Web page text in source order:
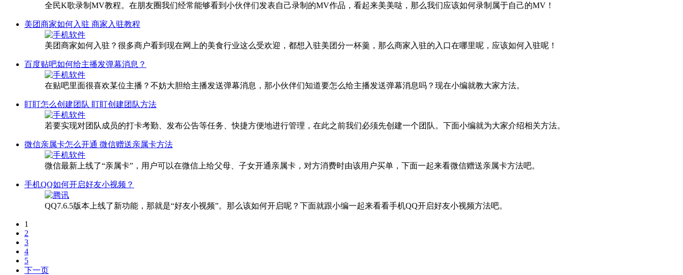
全民K歌录制MV教程。在朋友圈我们经常能够看到小伙伴们发表自己录制的MV作品，看起来美美哒，那么我们应该如何录制属于自己的MV！
美团商家如何入驻 商家入驻教程
美团商家如何入驻？很多商户看到现在网上的美食行业这么受欢迎，都想入驻美团分一杯羹，那么商家入驻的入口在哪里呢，应该如何入驻呢！
百度贴吧如何给主播发弹幕消息？
在贴吧里面很喜欢某位主播？不妨大胆给主播发送弹幕消息，那小伙伴们知道要怎么给主播发送弹幕消息吗？现在小编就教大家方法。
盯盯怎么创建团队 盯盯创建团队方法
若要实现对团队成员的打卡考勤、发布公告等任务、快捷方便地进行管理，在此之前我们必须先创建一个团队。下面小编就为大家介绍相关方法。
微信亲属卡怎么开通 微信赠送亲属卡方法
微信最新上线了“亲属卡”，用户可以在微信上给父母、子女开通亲属卡，对方消费时由该用户买单，下面一起来看微信赠送亲属卡方法吧。
手机QQ如何开启好友小视频？
QQ7.6.5版本上线了新功能，那就是“好友小视频”。那么该如何开启呢？下面就跟小编一起来看看手机QQ开启好友小视频方法吧。
1
2
3
4
5
下一页